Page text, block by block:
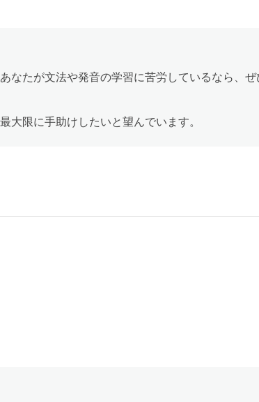
なたが文法や発音の学習に苦労しているなら、ぜ
限に手助けしたいと望んでいます。